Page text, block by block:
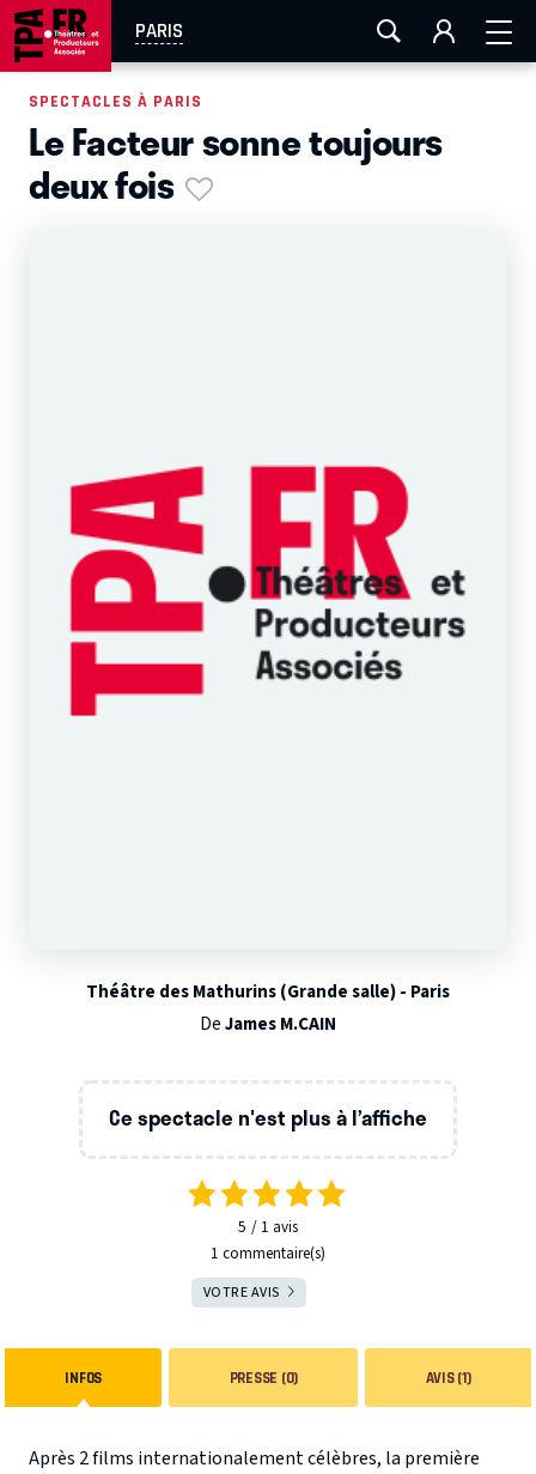
PARIS
AIX-MARSEILLE LA ROCHELLE
EN TOURNÉE
SPECTACLES À PARIS
Le Facteur sonne toujours
deux fois
Théâtre des Mathurins (Grande salle) - Paris
DeJames M.CAIN
Ce spectacle n'est plus à l’affiche
5 1 avis
1 commentaire(s)
VOTRE AVIS
INFOS PRESSE (0) AVIS (1)
Après 2 films internationalement célèbres, la première